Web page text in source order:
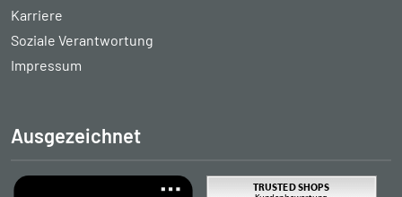
Karriere
Soziale Verantwortung
Impressum
Ausgezeichnet